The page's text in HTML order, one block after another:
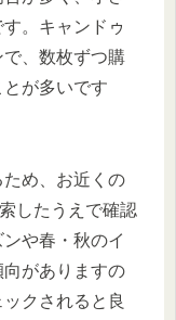
。キャンドゥ
、数枚ずつ購
が多いです
め、お近くの
したうえで確認
や春・秋のイ
がありますの
クされると良